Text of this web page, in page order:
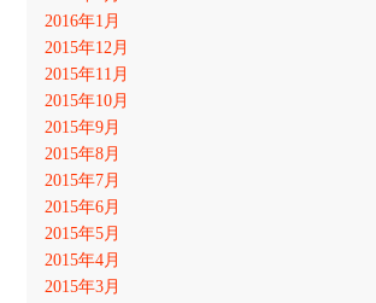
2016年1月
2015年12月
2015年11月
2015年10月
2015年9月
2015年8月
2015年7月
2015年6月
2015年5月
2015年4月
2015年3月